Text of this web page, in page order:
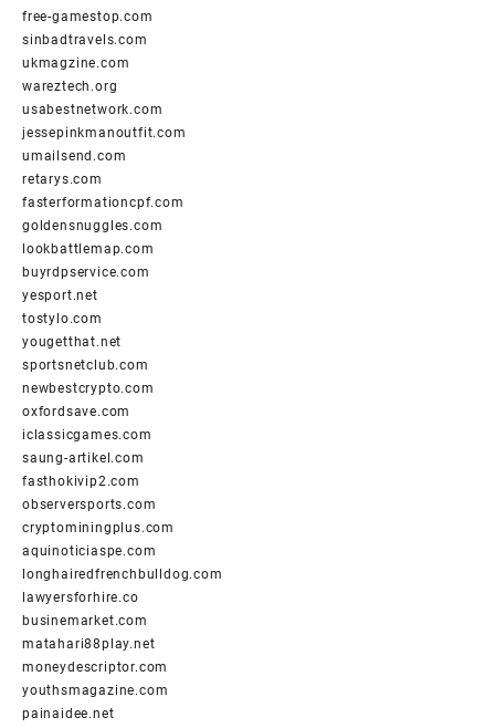
free-gamestop.com
sinbadtravels.com
ukmagzine.com
wareztech.org
usabestnetwork.com
jessepinkmanoutfit.com
umailsend.com
retarys.com
fasterformationcpf.com
goldensnuggles.com
lookbattlemap.com
buyrdpservice.com
yesport.net
tostylo.com
yougetthat.net
sportsnetclub.com
newbestcrypto.com
oxfordsave.com
iclassicgames.com
saung-artikel.com
fasthokivip2.com
observersports.com
cryptominingplus.com
aquinoticiaspe.com
longhairedfrenchbulldog.com
lawyersforhire.co
businemarket.com
matahari88play.net
moneydescriptor.com
youthsmagazine.com
painaidee.net